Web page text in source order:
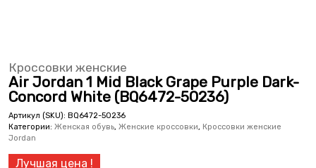
Кроссовки женские
Air Jordan 1 Mid Black Grape Purple Dark-
Concord White (BQ6472-50236)
Артикул (SKU): BQ6472-50236
Категории: Женская обувь, Женские кроссовки, Кроссовки женские
Jordan